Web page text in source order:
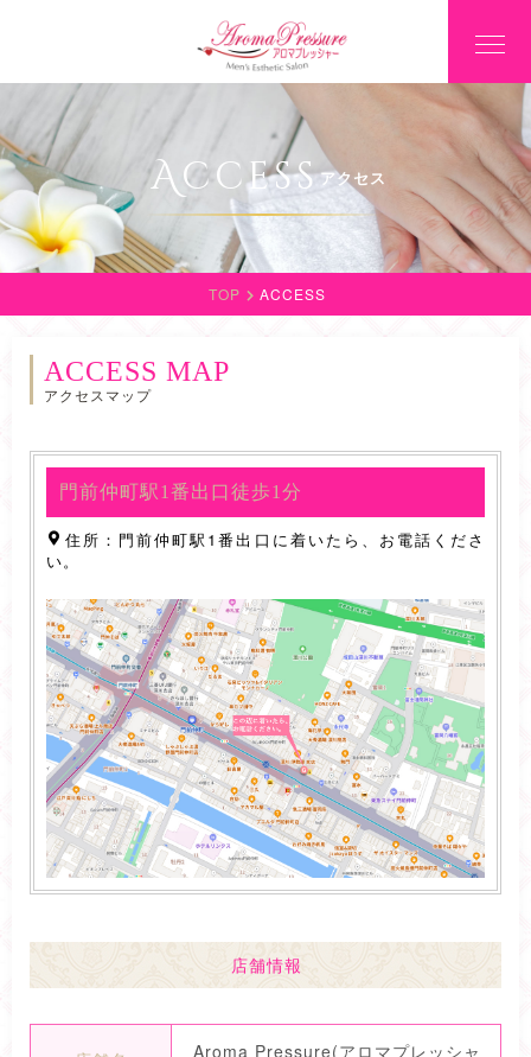
Accessアクセス
TOP ACCESS
ACCESS MAP
アクセスマップ
門前仲町駅1番出口徒歩1分
住所：門前仲町駅1番出口に着いたら、お電話くださ
い。
店舗情報
Aroma Pressure(アロマプレッシャ